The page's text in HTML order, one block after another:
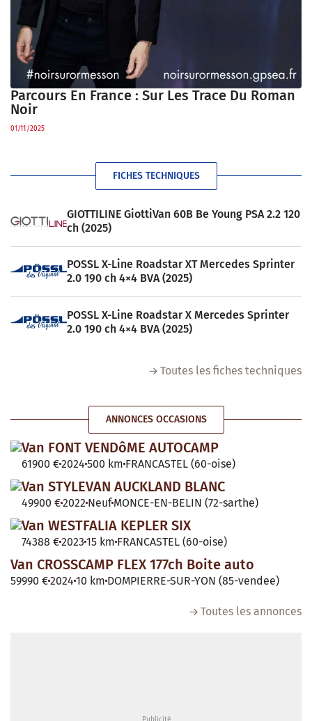
Parcours En France : Sur Les Trace Du Roman
Noir
01/11/2025
FICHES TECHNIQUES
GIOTTILINE GiottiVan 60B Be Young PSA 2.2 120
ch (2025)
POSSL X-Line Roadstar XT Mercedes Sprinter
2.0 190 ch 4×4 BVA (2025)
POSSL X-Line Roadstar X Mercedes Sprinter
2.0 190 ch 4×4 BVA (2025)
Toutes les fiches techniques
ANNONCES OCCASIONS
Van FONT VENDôME AUTOCAMP
61900 €2024 500 km FRANCASTEL (60-oise)
Van STYLEVAN AUCKLAND BLANC
49900 €2022 Neuf MONCE-EN-BELIN (72-sarthe)
Van WESTFALIA KEPLER SIX
74388 €2023 15 km FRANCASTEL (60-oise)
Van CROSSCAMP FLEX 177ch Boite auto
59990 €2024 10 km DOMPIERRE-SUR-YON (85-vendee)
Toutes les annonces